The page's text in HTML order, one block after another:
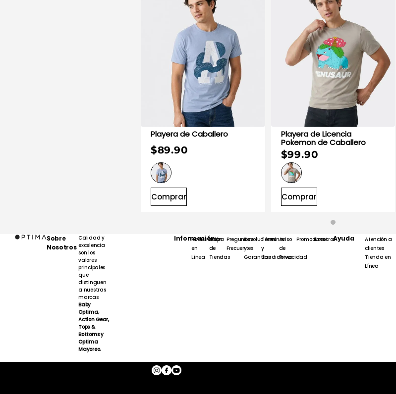
Playera de Caballero
$89.90
Comprar
Playera de Licencia
Pokemon de Caballero
$99.90
Comprar
Sobre
Nosotros
Calidad y
excelencia
son los
valores
principales
que
distinguen
a nuestras
marcas
Baby
Optima,
Action Gear,
Tops &
Bottoms y
Optima
Mayoreo.
Información
Facturación
en
Línea
Mapa
de
Tiendas
Preguntas
Frecuentes
Devoluciones
y
Garantías
Términos
y
Condiciones
Aviso
de
Privacidad
Promociones
NosotrosAyuda
Atención a
clientes
Tienda en
Línea